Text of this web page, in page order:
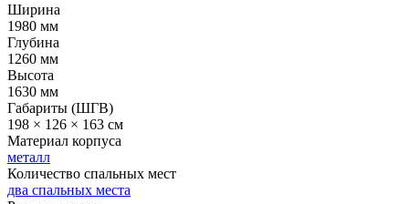
Ширина
1980 мм
Глубина
1260 мм
Высота
1630 мм
Габариты (ШГВ)
198 × 126 × 163 см
Материал корпуса
металл
Количество спальных мест
два спальных места